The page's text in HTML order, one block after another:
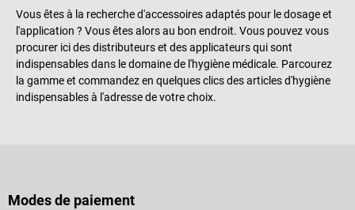
Vous êtes à la recherche d'accessoires adaptés pour le dosage et
l'application ? Vous êtes alors au bon endroit. Vous pouvez vous
procurer ici des distributeurs et des applicateurs qui sont
indispensables dans le domaine de l'hygiène médicale. Parcourez
la gamme et commandez en quelques clics des articles d'hygiène
indispensables à l'adresse de votre choix.
Modes de paiement